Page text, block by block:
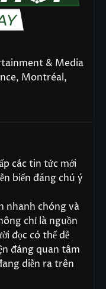
& Media
Montréal,
các tin tức mới
biến đáng chú ý
nhanh chóng và
chỉ là nguồn
đọc có thể dễ
đáng quan tâm
diễn ra trên